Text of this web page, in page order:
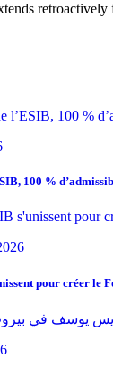
100 %
pour créer le